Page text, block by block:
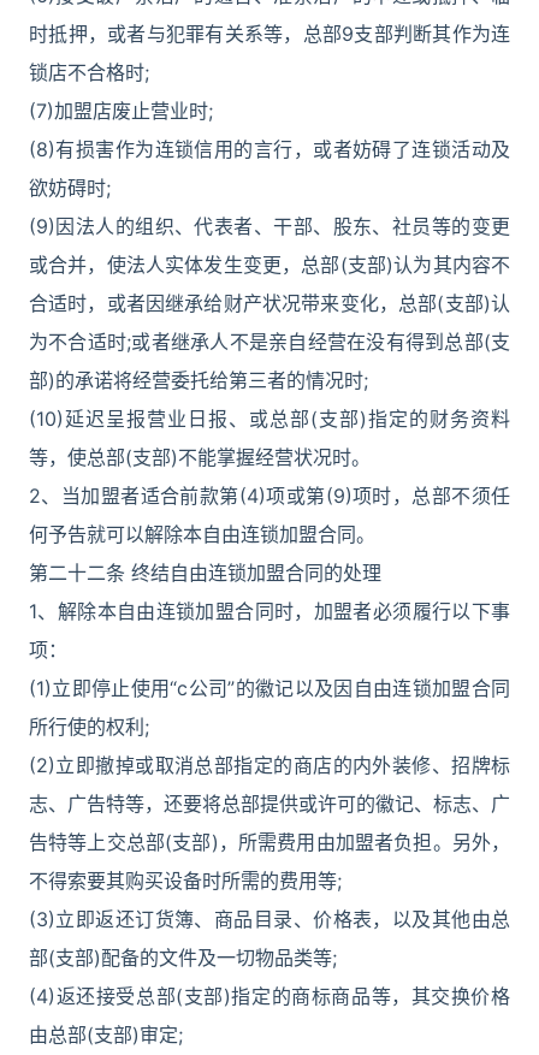
时抵押，或者与犯罪有关系等，总部9支部判断其作为连
锁店不合格时;
(7)加盟店废止营业时;
(8)有损害作为连锁信用的言行，或者妨碍了连锁活动及
欲妨碍时;
(9)因法人的组织、代表者、干部、股东、社员等的变更
或合并，使法人实体发生变更，总部(支部)认为其内容不
合适时，或者因继承给财产状况带来变化，总部(支部)认
为不合适时;或者继承人不是亲自经营在没有得到总部(支
部)的承诺将经营委托给第三者的情况时;
(10)延迟呈报营业日报、或总部(支部)指定的财务资料
等，使总部(支部)不能掌握经营状况时。
2、当加盟者适合前款第(4)项或第(9)项时，总部不须任
何予告就可以解除本自由连锁加盟合同。
第二十二条 终结自由连锁加盟合同的处理
1、解除本自由连锁加盟合同时，加盟者必须履行以下事
项：
(1)立即停止使用“c公司”的徽记以及因自由连锁加盟合同
所行使的权利;
(2)立即撤掉或取消总部指定的商店的内外装修、招牌标
志、广告特等，还要将总部提供或许可的徽记、标志、广
告特等上交总部(支部)，所需费用由加盟者负担。另外，
不得索要其购买设备时所需的费用等;
(3)立即返还订货簿、商品目录、价格表，以及其他由总
部(支部)配备的文件及一切物品类等;
(4)返还接受总部(支部)指定的商标商品等，其交换价格
由总部(支部)审定;